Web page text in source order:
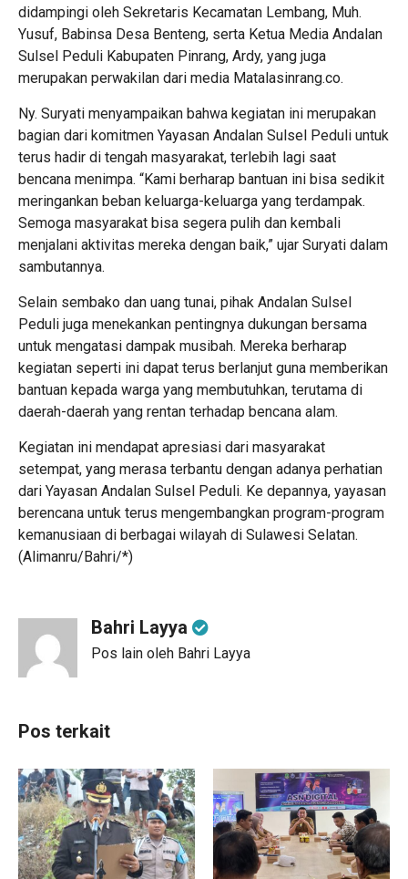
didampingi oleh Sekretaris Kecamatan Lembang, Muh.
Yusuf, Babinsa Desa Benteng, serta Ketua Media Andalan
Sulsel Peduli Kabupaten Pinrang, Ardy, yang juga
merupakan perwakilan dari media Matalasinrang.co.
Ny. Suryati menyampaikan bahwa kegiatan ini merupakan
bagian dari komitmen Yayasan Andalan Sulsel Peduli untuk
terus hadir di tengah masyarakat, terlebih lagi saat
bencana menimpa. “Kami berharap bantuan ini bisa sedikit
meringankan beban keluarga-keluarga yang terdampak.
Semoga masyarakat bisa segera pulih dan kembali
menjalani aktivitas mereka dengan baik,” ujar Suryati dalam
sambutannya.
Selain sembako dan uang tunai, pihak Andalan Sulsel
Peduli juga menekankan pentingnya dukungan bersama
untuk mengatasi dampak musibah. Mereka berharap
kegiatan seperti ini dapat terus berlanjut guna memberikan
bantuan kepada warga yang membutuhkan, terutama di
daerah-daerah yang rentan terhadap bencana alam.
Kegiatan ini mendapat apresiasi dari masyarakat
setempat, yang merasa terbantu dengan adanya perhatian
dari Yayasan Andalan Sulsel Peduli. Ke depannya, yayasan
berencana untuk terus mengembangkan program-program
kemanusiaan di berbagai wilayah di Sulawesi Selatan.
(Alimanru/Bahri/*)
Bahri Layya
Pos lain oleh Bahri Layya
Pos terkait